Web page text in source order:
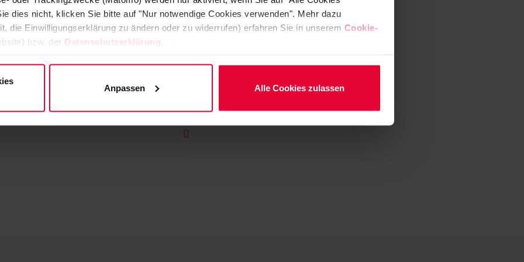
dies nicht, klicken Sie bitte auf "Nur notwendige Cookies verwenden". Mehr dazu
die Einwilligungserklärung zu ändern oder zu widerrufen) erfahren Sie in unserem Cookie-
bzw. der Datenschutzerklärung
Anpassen Alle Cookies zulassen
Neben spannenden Aufgaben in
sind es vor allem unsere attraktiven
zu werden.